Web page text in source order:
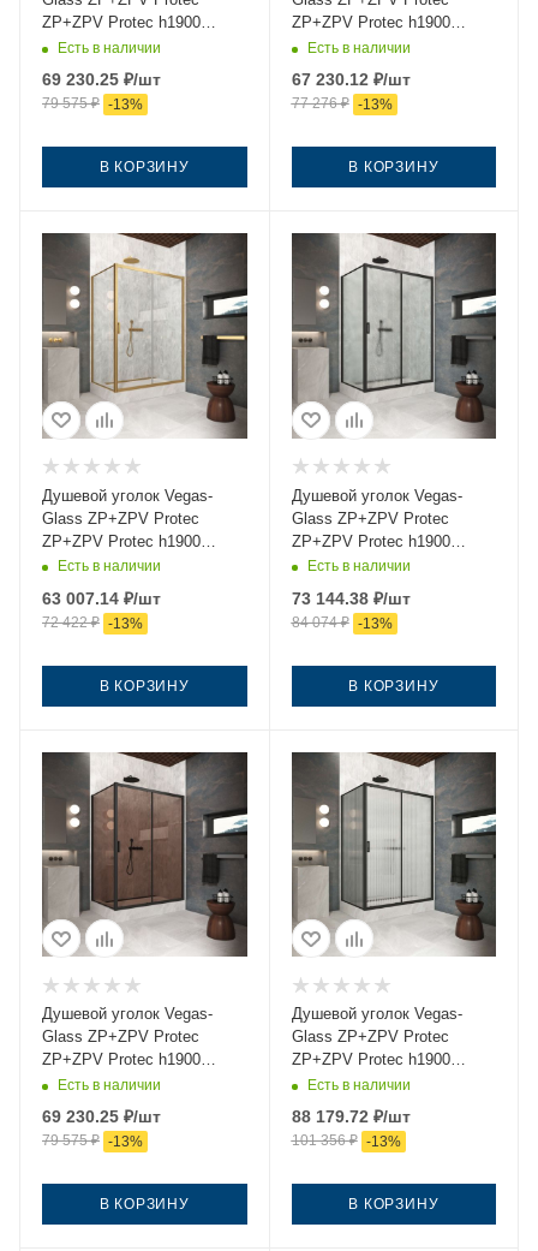
ZP+ZPV Protec h1900
145*75 03 07 145х75 стекло
тонированное профиль
золото без поддона
Есть в наличии
69 230.25 ₽/шт
79 575₽ -13%
В КОРЗИНУ
ZP+ZPV Protec h1900
145*75 03 10 145х75 стекло
матовое профиль золото
без поддона
Есть в наличии
67 230.12 ₽/шт
77 276₽ -13%
В КОРЗИНУ
Душевой уголок Vegas-
Glass ZP+ZPV Protec
ZP+ZPV Protec h1900
145*75 03 01 145х75 стекло
золото без поддона
Есть в наличии
63 007.14 ₽/шт
72 422₽ -13%
В КОРЗИНУ
Душевой уголок Vegas-
Glass ZP+ZPV Protec
ZP+ZPV Protec h1900
145*75 02М 02 145х75
черный без поддона
Есть в наличии
73 144.38₽/шт
84 074₽ -13%
В КОРЗИНУ
Душевой уголок Vegas-
Glass ZP+ZPV Protec
ZP+ZPV Protec h1900
145*75 02М 05 145х75
стекло тонированное
профиль черный без
поддона
Есть в наличии
69 230.25 ₽/шт
79 575₽ -13%
В КОРЗИНУ
Душевой уголок Vegas-
Glass ZP+ZPV Protec
ZP+ZPV Protec h1900
145*75 02М Moru 145х75
стекло рифленое профиль
черный без поддона
Есть в наличии
88 179.72 ₽/шт
101 356₽ -13%
В КОРЗИНУ